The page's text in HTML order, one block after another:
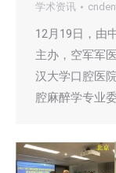
学术资讯
12月19日，由
主办，空军军
汉大学口腔医
腔麻醉学专业